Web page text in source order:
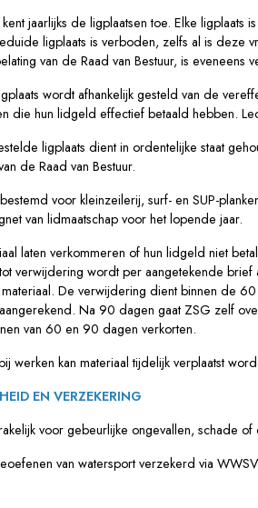
jaarlijks de ligplaatsen toe. Elke
ligplaats is verboden, zelfs al is deze
van de Raad van Bestuur, is eveneens
wordt afhankelijk gesteld van de
die hun lidgeld effectief betaald hebben.
ligplaats dient in ordentelijke staat
de Raad van Bestuur.
voor kleinzeilerij, surf- en SUP-
van lidmaatschap voor het lopende jaar.
laten verkommeren of hun lidgeld niet
verwijdering wordt per aangetekende
materiaal. De verwijdering dient binnen de
Na 90 dagen gaat ZSG zelf
van 60 en 90 dagen verkorten.
werken kan materiaal tijdelijk verplaatst
EN VERZEKERING
voor gebeurlijke ongevallen, schade of
van watersport verzekerd via